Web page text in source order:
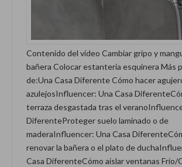
Contenido del vídeo Cambiar gripo y
bañera Colocar estantería esquinera Más
de:Una Casa Diferente Cómo hacer
azulejosInfluencer: Una Casa
terraza desgastada tras el
DiferenteProteger suelo laminado o de
maderaInfluencer: Una Casa
renovar la bañera o el plato de
Casa DiferenteCómo aislar ventanas Frío/